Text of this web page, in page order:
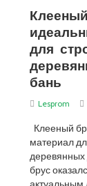
для
бань
Lesprom
Клееный
материал
брус